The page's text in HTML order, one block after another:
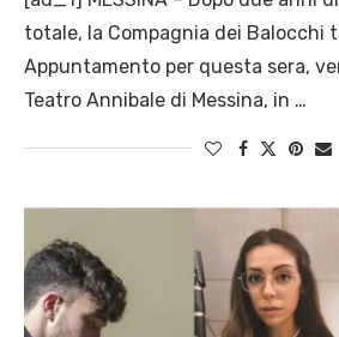
totale, la Compagnia dei Balocchi
Appuntamento per questa sera,
Teatro Annibale di Messina, in …